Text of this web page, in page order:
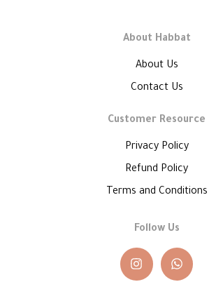
About Habbat
About Us
Contact Us
Customer Resource
Privacy Policy
Refund Policy
Terms and Conditions
Follow Us